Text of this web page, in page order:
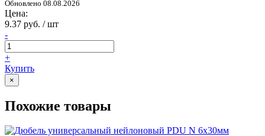
Обновлено 08.08.2026
Цена:
9.37 руб. / шт
-
+
Купить
×
Похожие товары